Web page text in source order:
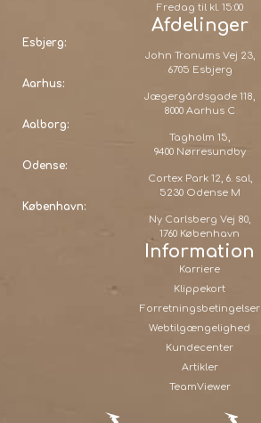
Fredag til kl. 15:00
Afdelinger
Esbjerg:
John Tranums Vej 23,
6705 Esbjerg
Aarhus:
Jægergårdsgade 118,
8000 Aarhus C
Aalborg:
Tagholm 15,
9400 Nørresundby
Odense:
Cortex Park 12, 6. sal,
5230 Odense M
København:
Ny Carlsberg Vej 80,
1760 København
Information
Karriere
Klippekort
Forretningsbetingelser
Webtilgængelighed
Kundecenter
Artikler
TeamViewer